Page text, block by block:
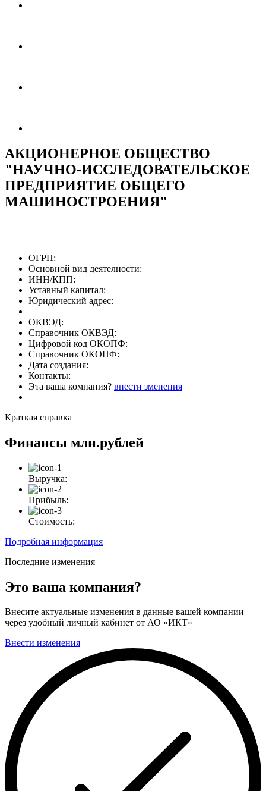
АКЦИОНЕРНОЕ ОБЩЕСТВО
"НАУЧНО-ИССЛЕДОВАТЕЛЬСКОЕ
ПРЕДПРИЯТИЕ ОБЩЕГО
МАШИНОСТРОЕНИЯ"
ОГРН:
Основной вид деятелности:
ИНН/КПП:
Уставный капитал:
Юридический адрес:
ОКВЭД:
Справочник ОКВЭД:
Цифровой код ОКОПФ:
Справочник ОКОПФ:
Дата создания:
Контакты:
Эта ваша компания? внести зменения
Краткая справка
Финансы млн.рублей
Выручка:
Прибыль:
Стоимость:
Подробная информация
Последние изменения
Это ваша компания?
Внесите актуальные изменения в данные вашей компании
через удобный личный кабинет от АО «ИКТ»
Внести изменения